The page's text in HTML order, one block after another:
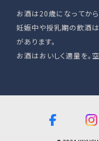
お酒は20歳になってか
妊娠中や授乳期の飲酒
があります。
お酒はおいしく適量を。